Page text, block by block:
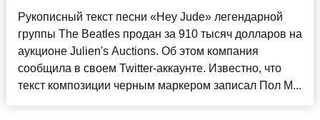
Рукописный текст песни «Hey Jude» легендарной
группы The Beatles продан за 910 тысяч долларов на
аукционе Julien's Auctions. Об этом компания
сообщила в своем Twitter-аккаунте. Известно, что
текст композиции черным маркером записал Пол М...